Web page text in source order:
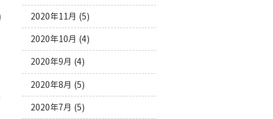
2020年11月 (5)
2020年10月 (4)
2020年9月 (4)
2020年8月 (5)
2020年7月 (5)